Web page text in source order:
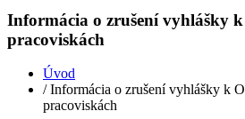
Informácia o zrušení vyhlášky
pracoviskách
Úvod
/ Informácia o zrušení vyhlášky k
pracoviskách